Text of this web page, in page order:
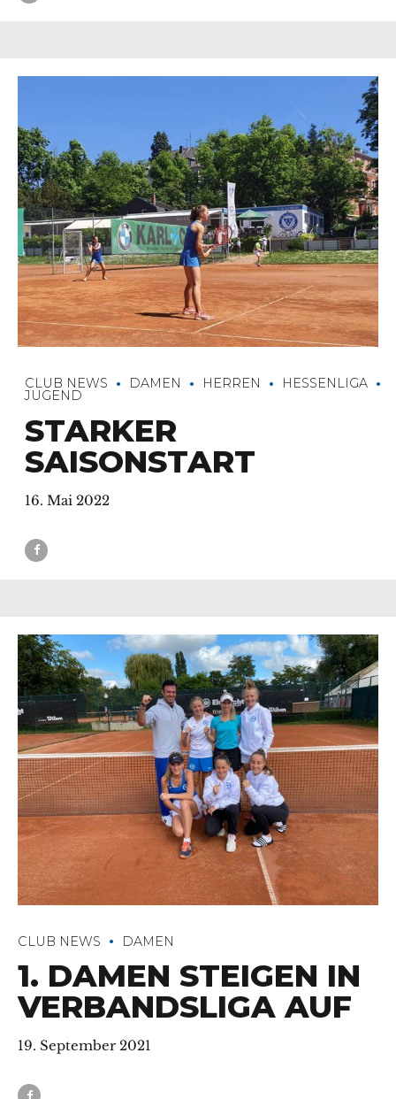
CLUB NEWS DAMEN HERREN HESSENLIGA
JUGEND
STARKER
SAISONSTART
16. Mai 2022
CLUB NEWS DAMEN
1. DAMEN STEIGEN IN
VERBANDSLIGA AUF
19. September 2021